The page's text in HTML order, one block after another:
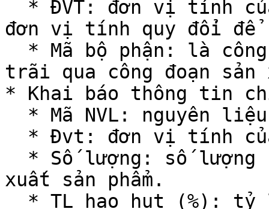
đơn vị tính quy đổi để
trãi qua công đoạn sản
* Khai báo thông tin
xuất sản phẩm.